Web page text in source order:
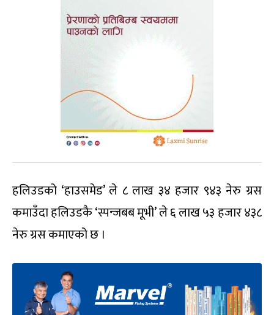
हलिउडको ‘हाउसमेड’ ले ८ लाख ३४ हजार ९४३ नेरु ग्रस
कमाउँदा हलिउडकै ‘स्पन्जबब मूभी’ ले ६ लाख ५३ हजार ४३८
नेरु ग्रस कमाएको छ ।